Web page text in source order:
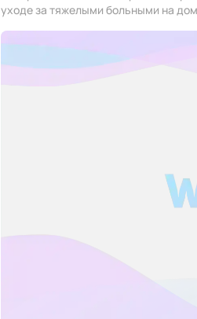
уходе за тяжелыми больными на